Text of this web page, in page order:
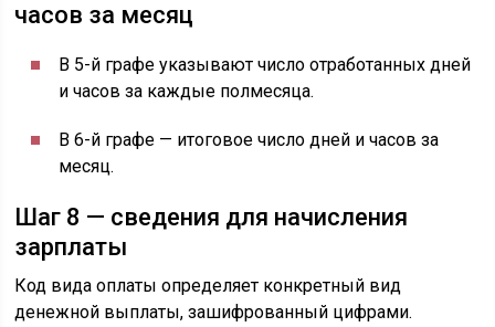
часов за месяц
В 5-й графе указывают число отработанных дней
и часов за каждые полмесяца.
В 6-й графе — итоговое число дней и часов за
месяц.
Шаг 8 — сведения для начисления
зарплаты
Код вида оплаты определяет конкретный вид
денежной выплаты, зашифрованный цифрами.